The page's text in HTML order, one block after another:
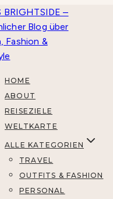
HOME
ABOUT
REISEZIELE
WELTKARTE
ALLE KATEGORIEN
TRAVEL
OUTFITS & FASHION
PERSONAL